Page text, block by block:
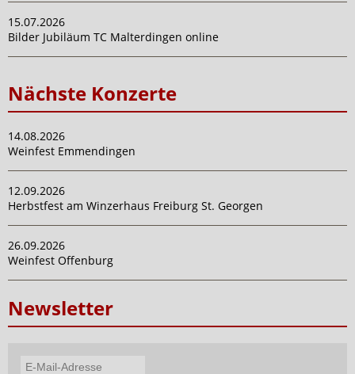
15.07.2026
Bilder Jubiläum TC Malterdingen online
Nächste Konzerte
14.08.2026
Weinfest Emmendingen
12.09.2026
Herbstfest am Winzerhaus Freiburg St. Georgen
26.09.2026
Weinfest Offenburg
Newsletter